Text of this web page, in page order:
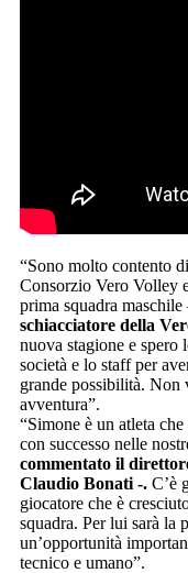
“Sono molto contento
Consorzio Vero Volley
prima squadra maschile
schiacciatore della
nuova stagione e
società e lo staff per
grande possibilità. Non
avventura”.
“Simone è un atleta
con successo nelle
commentato il
Claudio Bonati -. C’è
giocatore che è
squadra. Per lui sarà la
un’opportunità
tecnico e umano”.